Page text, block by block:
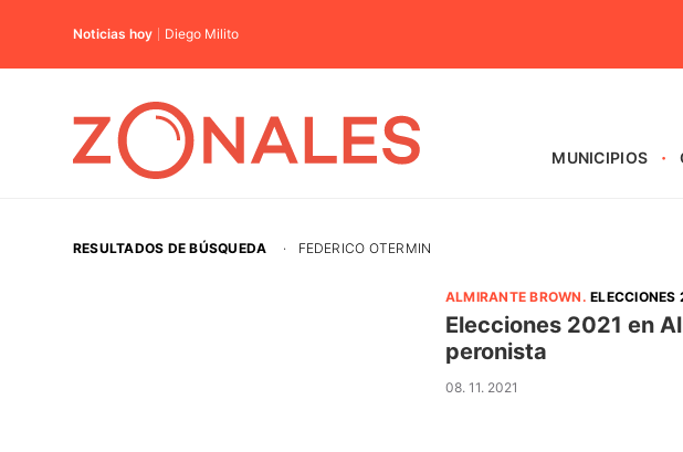
Noticias hoy Diego Milito
MUNICIPIOS
RESULTADOS DE BÚSQUEDA · FEDERICO OTERMIN
ALMIRANTE BROWN .ELECCIONES
Elecciones 2021 en
peronista
08. 11. 2021